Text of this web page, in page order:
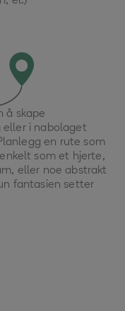
å skape
i nabolaget
en rute som
som et hjerte,
eller noe abstrakt
fantasien setter